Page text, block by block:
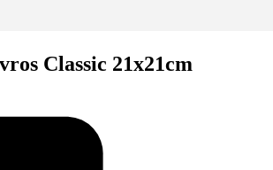
Classic 21x21cm